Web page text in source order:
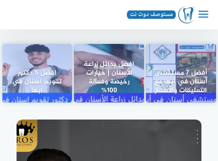
أفضل 7 مستشفى
أسنان في أبها مع
التعليقات والأسعار
افضل بدائل زراعة
الأسنان | خيارات
رخيصة وفعالة
100%
افضل 5 دكتور
تقويم اسنان في
ابها